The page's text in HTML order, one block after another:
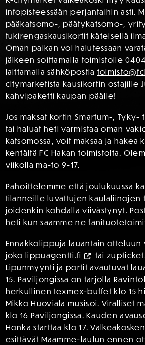
infopisteessään perjantaihin asti.
pääkatsomo-, päätykatsomo-,
tukirengaskausikortit käteisellä
Oman paikan voi halutessaan
jälkeen soittamalla toimistolle
laittamalla sähköpostia
citymarketista kausikortin ostajille
kahvipaketti kaupan päälle!
Jos maksat kortin Smartum-,
tai haluat heti varmistaa oman
katsomossa, voit maksaa ja hakea
kentältä FC Hakan toimistolta.
viikolla ma-to 9-17.
Pahoittelemme että joulukuussa
tilanneille luvattujen kaulaliinojen
joidenkin kohdalla viivästynyt.
heti kun saamme ne
Ennakkolippuja lauantain otteluun
joko lippuagentti.fi tai
Lipunmyynti ja portit avautuvat
15. Paviljongissa on tarjolla
herkullinen texmex-buffet klo 15
Mikko Huoviala musisoi. Viralliset
klo 16 Paviljongissa. Kauden
Honka starttaa klo 17.
esittävät Maamme-laulun ennen